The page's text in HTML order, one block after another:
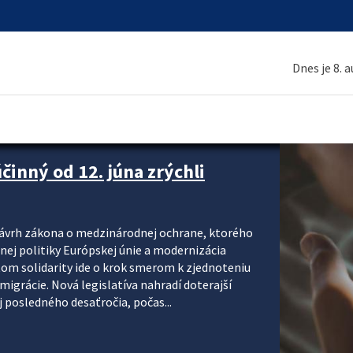
Dnes je 8.
od 12. júna zrýchli
zákona o medzinárodnej ochrane, ktorého
politiky Európskej únie a modernizácia
solidarity ide o krok smerom k zjednoteniu
Nová legislatíva nahradí doterajší
desaťročia, počas...